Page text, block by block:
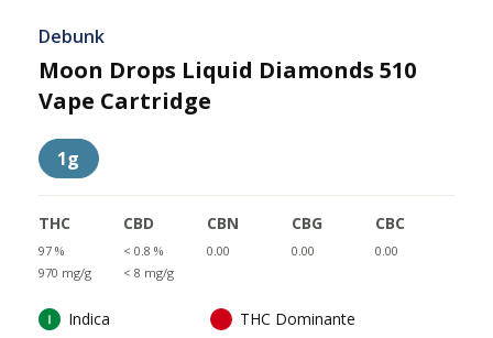
Debunk
Moon Drops Liquid Diamonds 510
Vape Cartridge
1g
THC
97 %
970 mg/g
CBD
< 0.8 %
< 8 mg/g
CBN
0.00
CBG
0.00
CBC
0.00
Indica THC Dominante